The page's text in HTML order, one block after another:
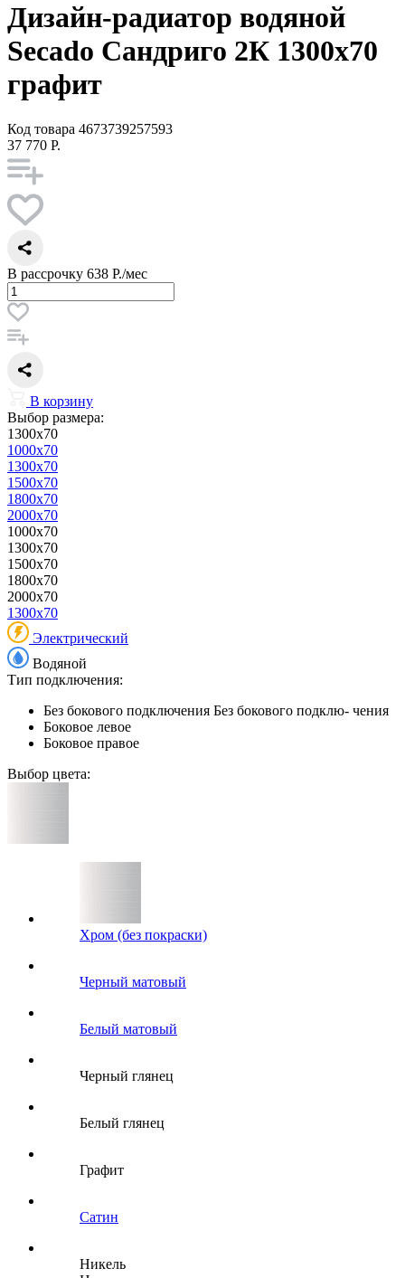
Дизайн-радиатор водяной
Secado Сандриго 2К 1300x70
графит
Код товара 4673739257593
37 770 Р.
В рассрочку 638 Р./мес
В корзину
Выбор размера:
1300x70
1000x70
1300x70
1500x70
1800x70
2000x70
1000x70
1300x70
1500x70
1800x70
2000x70
1300x70
Электрический
Водяной
Тип подключения:
Без бокового подключения Без бокового подклю- чения
Боковое левое
Боковое правое
Выбор цвета:
Хром (без покраски)
Черный матовый
Белый матовый
Черный глянец
Белый глянец
Графит
Сатин
Никель